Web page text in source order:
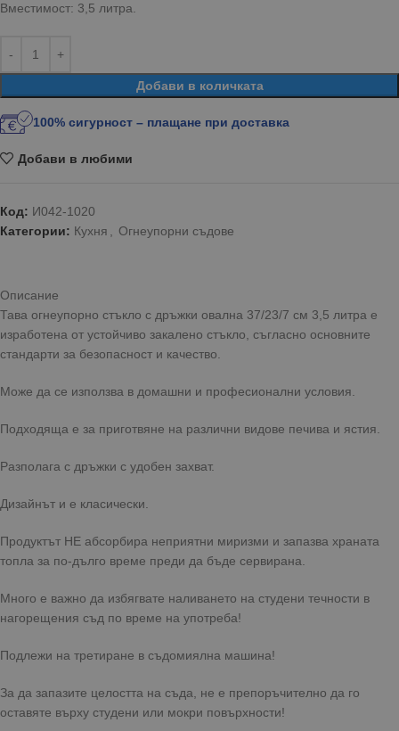
Вместимост: 3,5 литра.
Добави в количката
100% сигурност – плащане при доставка
Добави в любими
Код: И042-1020
Категории: Кухня Огнеупорни съдове
Описание
Тава огнеупорно стъкло с дръжки овална 37/23/7 см 3,5 литра е
изработена от устойчиво закалено стъкло, съгласно основните
стандарти за безопасност и качество.
Може да се използва в домашни и професионални условия.
Подходяща е за приготвяне на различни видове печива и ястия.
Разполага с дръжки с удобен захват.
Дизайнът и е класически.
Продуктът НЕ абсорбира неприятни миризми и запазва храната
топла за по-дълго време преди да бъде сервирана.
Много е важно да избягвате наливането на студени течности в
нагорещения съд по време на употреба!
Подлежи на третиране в съдомиялна машина!
За да запазите целостта на съда, не е препоръчително да го
оставяте върху студени или мокри повърхности!